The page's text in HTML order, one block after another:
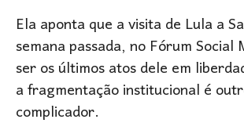
Ela aponta que a visita de Lula a
semana passada, no Fórum Social
ser os últimos atos dele em
a fragmentação institucional é
complicador.